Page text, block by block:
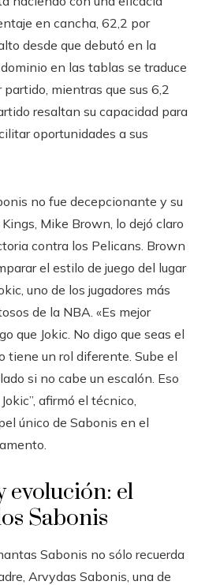
en cancha, 62,2 por
desde que debutó en la
en las tablas se traduce
mientras que sus 6,2
resaltan su capacidad para
oportunidades a sus
no fue decepcionante y su
Mike Brown, lo dejó claro
contra los Pelicans. Brown
el estilo de juego del lugar
uno de los jugadores más
de la NBA. «Es mejor
que Jokic. No digo que seas el
tiene un rol diferente. Sube el
si no cabe un escalón. Eso
afirmó el técnico,
único de Sabonis en el
evolución: el
Sabonis
Sabonis no sólo recuerda
Arvydas Sabonis, una de